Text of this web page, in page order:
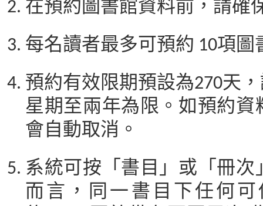
在預約圖書館資料前，請
每名讀者最多可預約 10項圖
預約有效限期預設為270天
星期至兩年為限。如預約
會自動取消。
系統可按「書目」或「冊
而言，同一書目下任何